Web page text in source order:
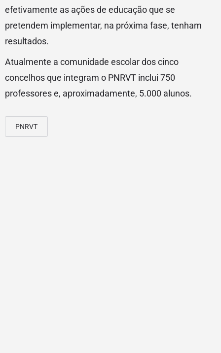
efetivamente as ações de educação que se
pretendem implementar, na próxima fase, tenham
resultados.
Atualmente a comunidade escolar dos cinco
concelhos que integram o PNRVT inclui 750
professores e, aproximadamente, 5.000 alunos.
PNRVT